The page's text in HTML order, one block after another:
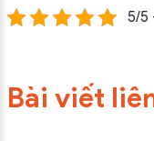
5/5
Bài viết